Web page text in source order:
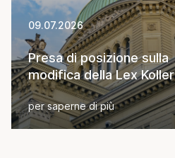
09.07.2026
Presa di posizione sulla
modifica della Lex Koller
per saperne di più